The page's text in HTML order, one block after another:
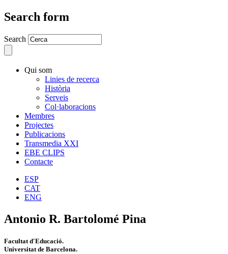
Search form
Search
Qui som
Linies de recerca
Història
Serveis
Col·laboracions
Membres
Projectes
Publicacions
Transmedia XXI
EBE CLIPS
Contacte
ESP
CAT
ENG
Antonio R. Bartolomé Pina
Facultat d'Educació.
Universitat de Barcelona.